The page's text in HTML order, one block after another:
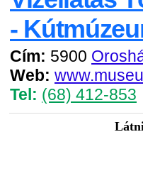
-
Cím: 5900
Web:
Tel: (68) 412-853